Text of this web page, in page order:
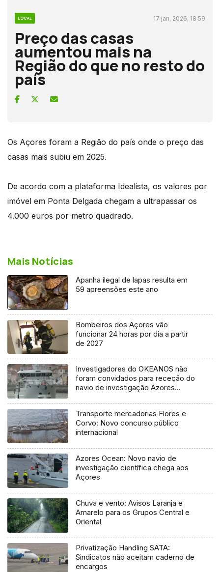
LOCAL 17 jan, 2026, 18:59
Preço das casas
aumentou mais na
Região do que no resto do
país
Os Açores foram a Região do país onde o preço das
casas mais subiu em 2025.
De acordo com a plataforma Idealista, os valores por
imóvel em Ponta Delgada chegam a ultrapassar os
4.000 euros por metro quadrado.
Mais Notícias
Apanha ilegal de lapas resulta em
59 apreensões este ano
Bombeiros dos Açores vão
funcionar 24 horas por dia a partir
de 2027
Investigadores do OKEANOS não
foram convidados para receção do
navio de investigação Azores
Transporte mercadorias Flores e
Corvo: Novo concurso público
internacional
Azores Ocean: Novo navio de
investigação científica chega aos
Açores
Chuva e vento: Avisos Laranja e
Amarelo para os Grupos Central e
Oriental
Privatização Handling SATA:
Sindicatos não aceitam caderno de
encargos